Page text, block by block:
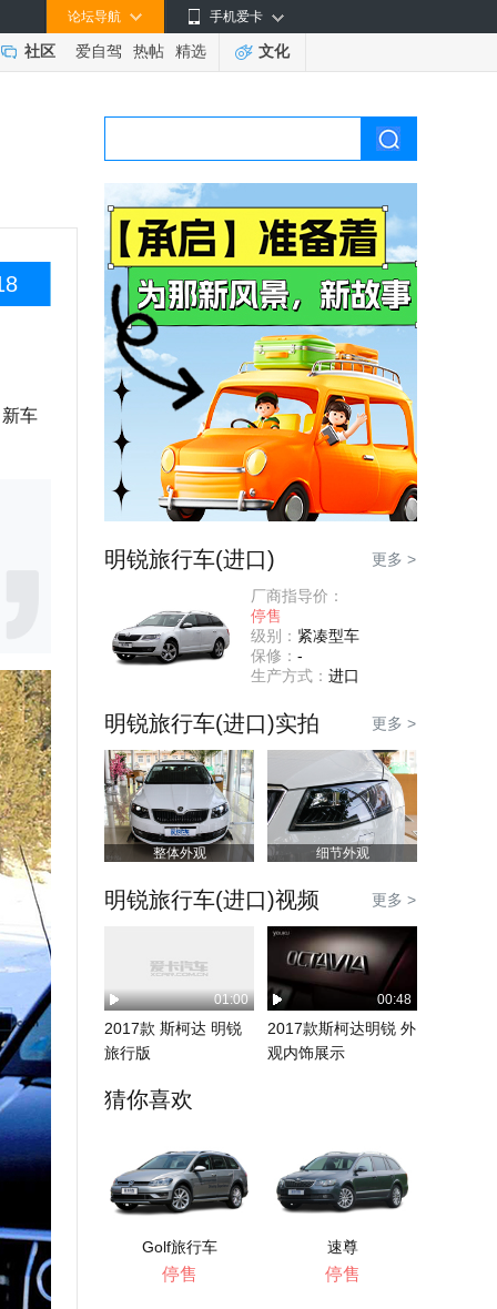
手机爱卡
论坛导航
社区 爱自驾 热帖 精选 文化
车
明锐旅行车(进口) 更多 >
厂商指导价：
停售
级别： 紧凑型车
保修： -
生产方式： 进口
明锐旅行车(进口)实拍 更多 >
整体外观 细节外观
明锐旅行车(进口)视频 更多 >
01:00
2017款 斯柯达 明锐
旅行版
00:48
2017款斯柯达明锐 外
观内饰展示
猜你喜欢
Golf旅行车
停售
速尊
停售